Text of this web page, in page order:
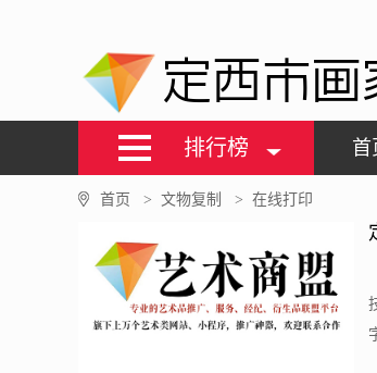
定西市画
排行榜 首
首页 > 文物复制 > 在线打印